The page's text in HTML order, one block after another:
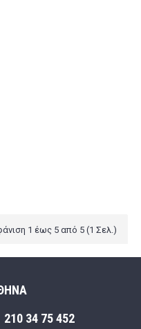
1 έως 5 από 5 (1 Σελ.)
210 34 75 452